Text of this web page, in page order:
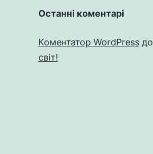
Останні коментарі
Коментатор WordPressдо
світ!